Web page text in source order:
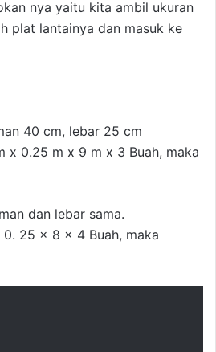
nya yaitu kita ambil ukuran
plat lantainya dan masuk ke
40 cm, lebar 25 cm
x 0.25 m x 9 m x 3 Buah, maka
dan lebar sama.
25 x 8 x 4 Buah, maka